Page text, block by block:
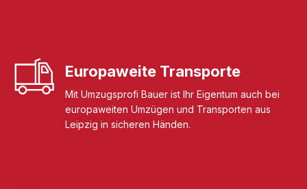
Europaweite Transporte
Mit Umzugsprofi Bauer ist Ihr Eigentum auch bei
europaweiten Umzügen und Transporten aus
Leipzig in sicheren Händen.